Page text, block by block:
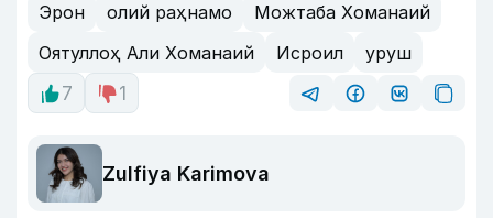
Эрон олий раҳнамо
Можтаба Хоманаий
Оятуллоҳ Али Хоманаий
Исроил
уруш
7
1
Zulfiya Karimova